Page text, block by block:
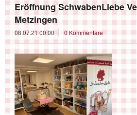
Eröffnung SchwabenLiebe
Metzingen
08.07.21 00:00 0 Kommentare